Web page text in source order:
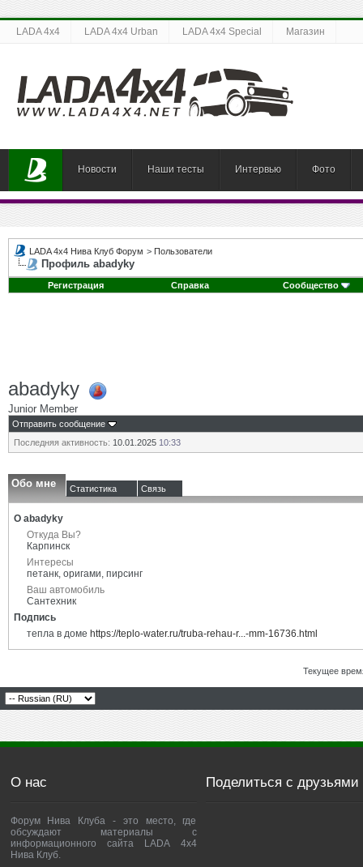
LADA 4x4 LADA 4x4 Urban LADA 4x4 Special Магазин
Новости Наши тесты Интервью Фото
LADA 4x4 Нива Клуб Форум > Пользователи
Профиль abadyky
Регистрация Справка Сообщество
abadyky
Junior Member
Отправить сообщение
Последняя активность: 10.01.2025 10:33
Обо мне Статистика Связь
О abadyky
Откуда Вы?
Карпинск
Интересы
петанк, оригами, пирсинг
Ваш автомобиль
Сантехник
Подпись
тепла в доме https://teplo-water.ru/truba-rehau-r...-mm-16736.html
Текущее
О нас
Форум Нива Клуба - это место, где
обсуждают материалы с
информационного сайта LADA 4x4
Нива Клуб.
Поделиться с друзьями